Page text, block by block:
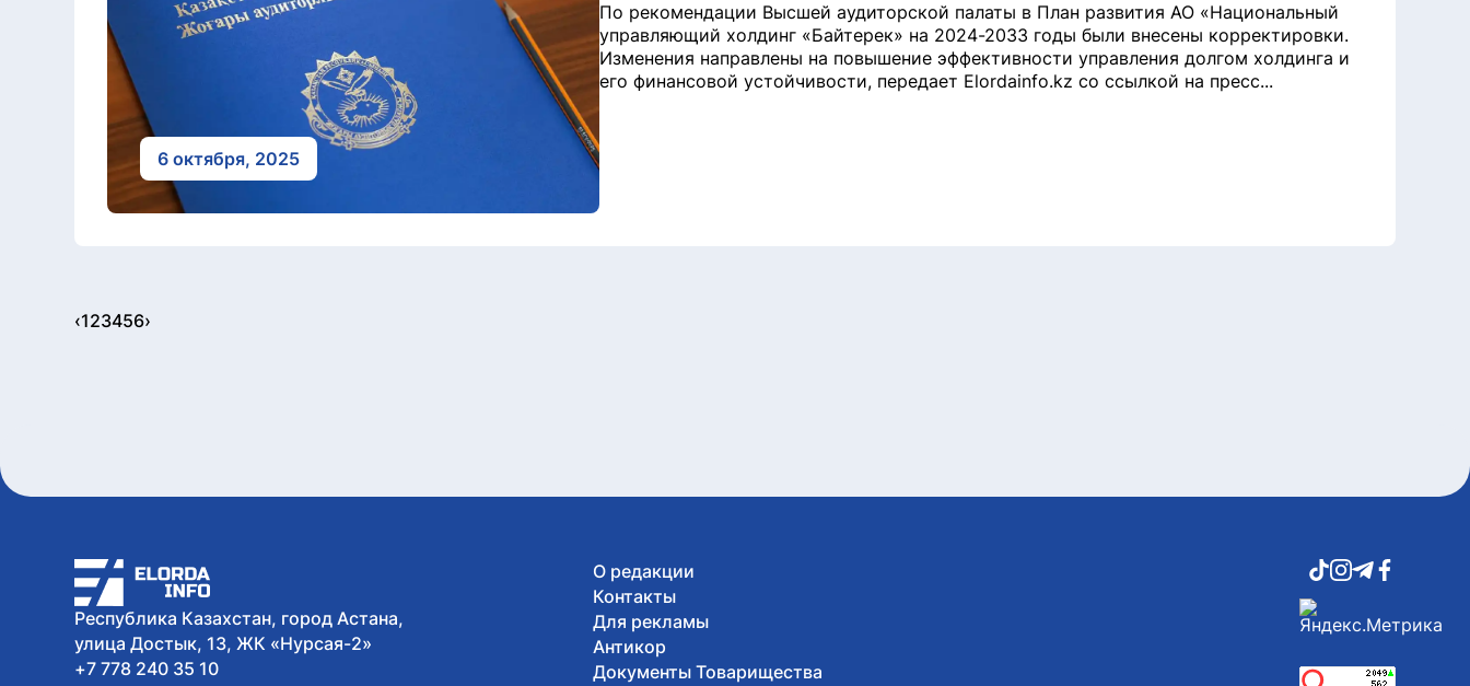
6 октября, 2025
По рекомендации Высшей аудиторской палаты в План развития АО «Национальный
управляющий холдинг «Байтерек» на 2024-2033 годы были внесены корректировки.
Изменения направлены на повышение эффективности управления долгом холдинга и
его финансовой устойчивости, передает Elordainfo.kz со ссылкой на пресс...
‹123456›
Республика Казахстан, город Астана,
улица Достык, 13, ЖК «Нурсая-2»
+7 778 240 35 10
О редакции
Контакты
Для рекламы
Антикор
Документы Товарищества